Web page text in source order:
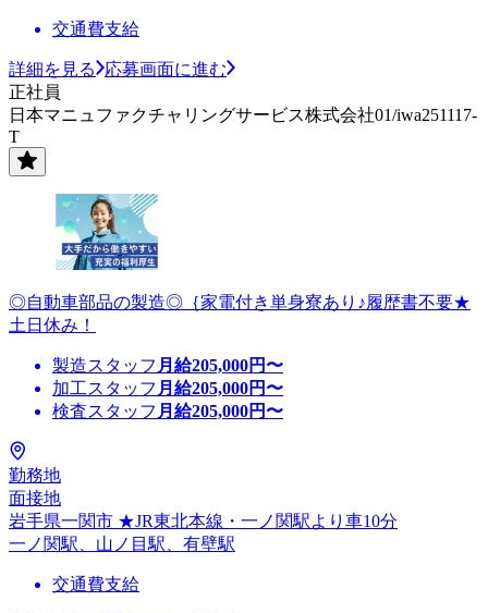
交通費支給
詳細を見る
応募画面に進む
正社員
日本マニュファクチャリングサービス株式会社01/iwa251117-
T
◎自動車部品の製造◎｛家電付き単身寮あり♪履歴書不要★
土日休み！
製造スタッフ 月給205,000円〜
加工スタッフ 月給205,000円〜
検査スタッフ 月給205,000円〜
勤務地
面接地
岩手県一関市 ★JR東北本線・一ノ関駅より車10分
一ノ関駅、山ノ目駅、有壁駅
交通費支給